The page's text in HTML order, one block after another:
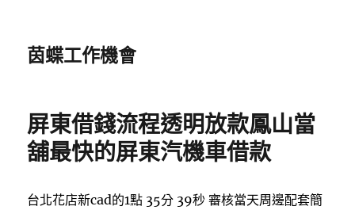
茵蝶工作機會
屏東借錢流程透明放款鳳山當
舖最快的屏東汽機車借款
台北花店新cad的1點 35分 39秒 審核當天周邊配套簡